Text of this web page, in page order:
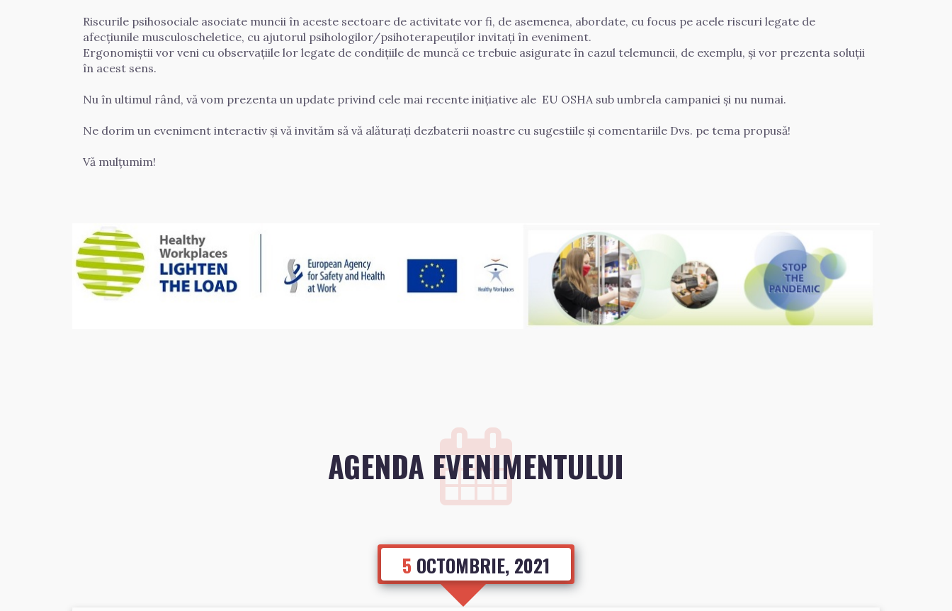
Riscurile psihosociale asociate muncii în aceste sectoare de activitate vor fi, de asemenea, abordate, cu focus pe acele riscuri legate de
afecțiunile musculoscheletice, cu ajutorul psihologilor/psihoterapeuților invitați în eveniment.
Ergonomiștii vor veni cu observațiile lor legate de condițiile de muncă ce trebuie asigurate în cazul telemuncii, de exemplu, și vor prezenta soluții
în acest sens.
Nu în ultimul rând, vă vom prezenta un update privind cele mai recente inițiative ale  EU OSHA sub umbrela campaniei și nu numai.
Ne dorim un eveniment interactiv și vă invităm să vă alăturați dezbaterii noastre cu sugestiile și comentariile Dvs. pe tema propusă!
Vă mulțumim!
AGENDA EVENIMENTULUI
5 OCTOMBRIE, 2021